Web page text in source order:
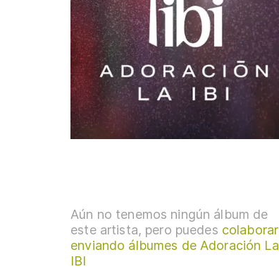
Aún no tenemos ningún álbum de
este artista, pero puedes colaborar
enviando álbumes de Adoración La
IBI